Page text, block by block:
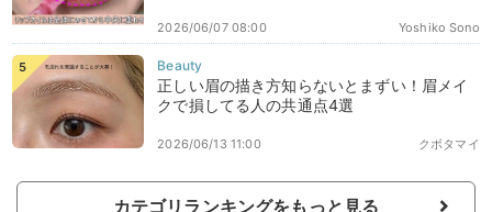
Yoshiko Sono
2026/06/07 08:00
正しい眉の描き方知らないとまずい！眉メイ
クで損してる人の共通点4選
クボタマイ
2026/06/13 11:00
カテゴリランキングをもっと見る